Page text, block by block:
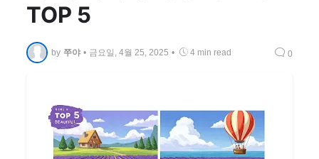
TOP 5
by 쭈야 • 금요일, 4월 25, 2025 • 4 min read 0